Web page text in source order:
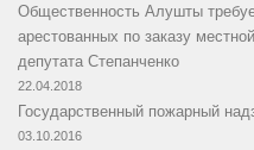
Общественность Алушты
арестованных по заказу
депутата Степанченко
22.04.2018
Государственный пожарный
03.10.2016